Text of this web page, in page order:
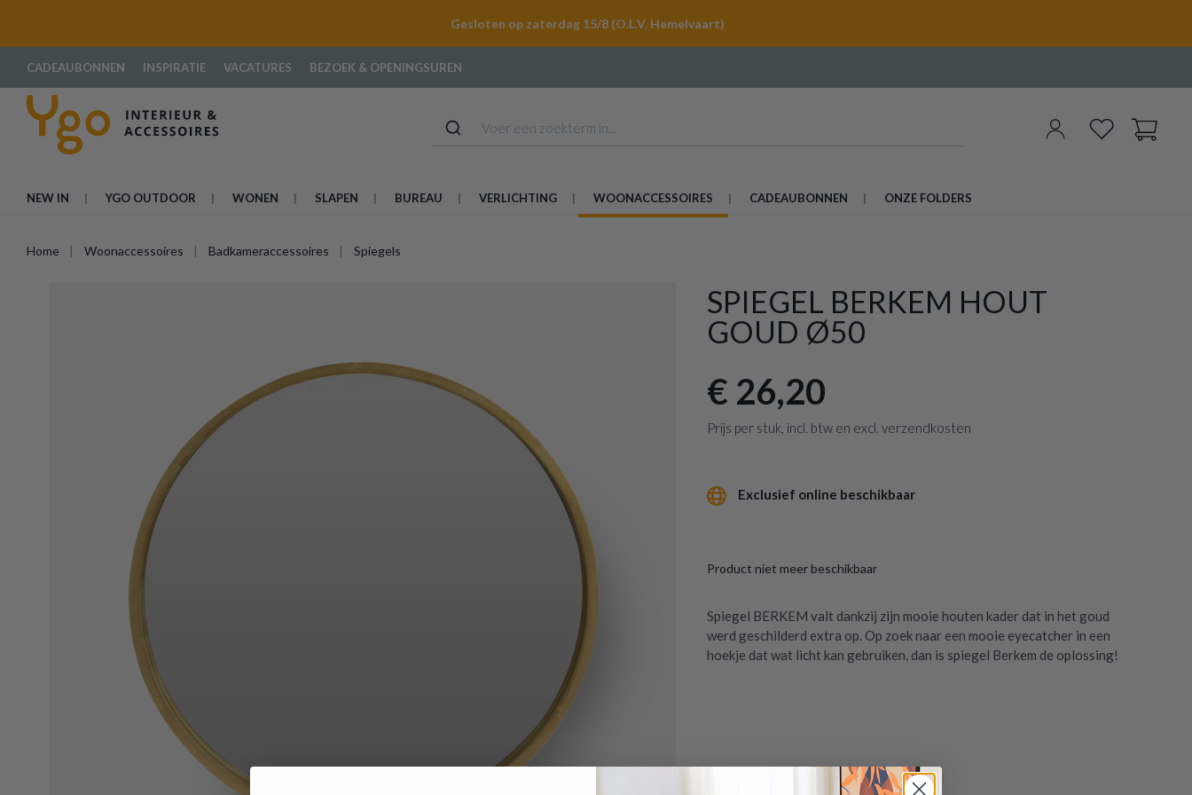
Gesloten op zaterdag 15/8 (O.L.V. Hemelvaart)
CADEAUBONNEN INSPIRATIE VACATURES BEZOEK & OPENINGSUREN
NEW IN YGO OUTDOOR WONEN SLAPEN BUREAU VERLICHTING WOONACCESSOIRES CADEAUBONNEN ONZE FOLDERS
Home Woonaccessoires Badkameraccessoires Spiegels
SPIEGEL BERKEM HOUT
GOUD Ø50
€ 26,20
Prijs per stuk, incl. btw en excl. verzendkosten
Exclusief online beschikbaar
Product niet meer beschikbaar
Spiegel BERKEM valt dankzij zijn mooie houten kader dat in het goud
werd geschilderd extra op. Op zoek naar een mooie eyecatcher in een
hoekje dat wat licht kan gebruiken, dan is spiegel Berkem de oplossing!